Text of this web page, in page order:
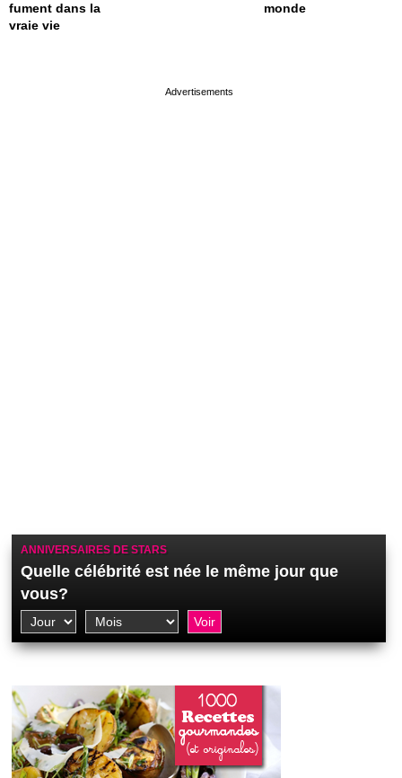
fument dans la
vraie vie
monde
ANNIVERSAIRES DE STARS
Quelle célébrité est née le même jour que
vous?